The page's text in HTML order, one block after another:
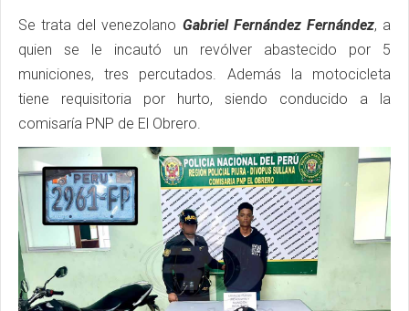
Se trata del venezolano Gabriel Fernández Fernández, a
quien se le incautó un revólver abastecido por 5
municiones, tres percutados. Además la motocicleta
tiene requisitoria por hurto, siendo conducido a la
comisaría PNP de El Obrero.